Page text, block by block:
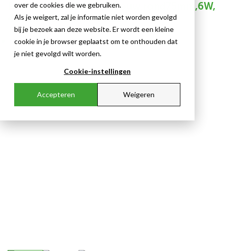
over de cookies die we gebruiken.
Als je weigert, zal je informatie niet worden gevolgd
bij je bezoek aan deze website. Er wordt een kleine
cookie in je browser geplaatst om te onthouden dat
je niet gevolgd wilt worden.
Cookie-instellingen
Accepteren Weigeren
Prolumia Pro-Space,inbouw,rond75mm,6W,
400Lm,3000K,Ra>80,120